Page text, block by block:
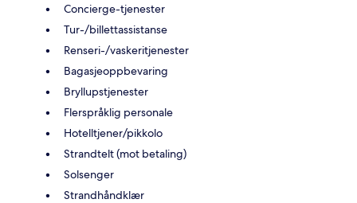
Concierge-tjenester
Tur-/billettassistanse
Renseri-/vaskeritjenester
Bagasjeoppbevaring
Bryllupstjenester
Flerspråklig personale
Hotelltjener/pikkolo
Strandtelt (mot betaling)
Solsenger
Strandhåndklær